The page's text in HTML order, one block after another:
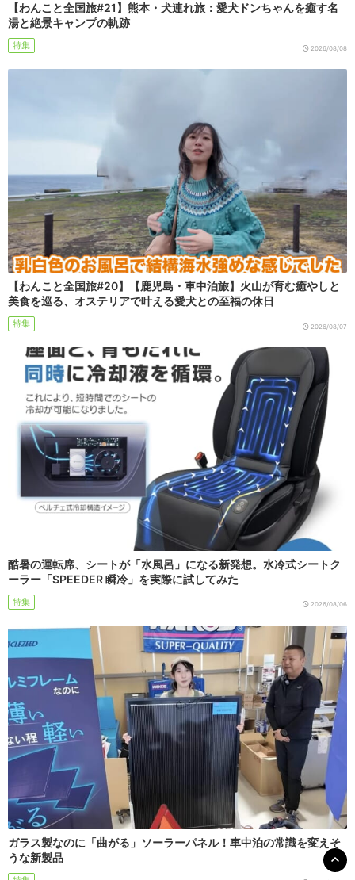
【わんこと全国旅#21】熊本・犬連れ旅：愛犬ドンちゃんを癒す名
湯と絶景キャンプの軌跡
特集 2026/08/08
【わんこと全国旅#20】【鹿児島・車中泊旅】火山が育む癒やしと
美食を巡る、オステリアで叶える愛犬との至福の休日
特集 2026/08/07
酷暑の運転席、シートが「水風呂」になる新発想。水冷式シートク
ーラー「SPEEDER 瞬冷」を実際に試してみた
特集 2026/08/06
ガラス製なのに「曲がる」ソーラーパネル！車中泊の常識を変えそ
うな新製品